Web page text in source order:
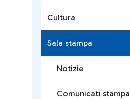
Cultura
Sala stampa
Notizie
Comunicati stampa